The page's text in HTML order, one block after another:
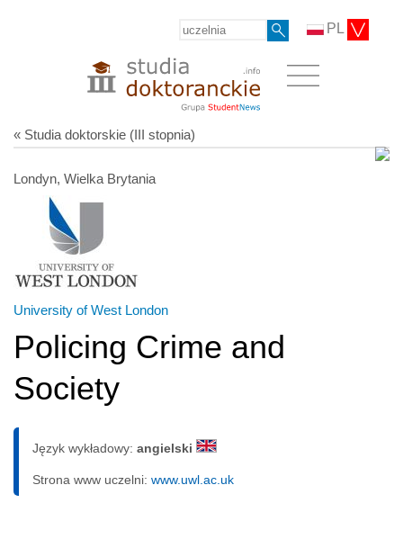
PL
« Studia doktorskie (III stopnia)
Londyn, Wielka Brytania
University of West London
Policing Crime and
Society
Język wykładowy: angielski
Strona www uczelni: www.uwl.ac.uk